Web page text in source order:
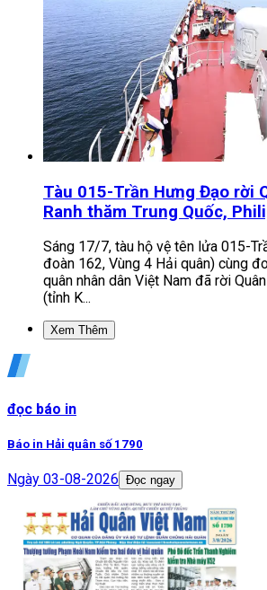
Tàu 015-Trần Hưng Đạo rời
Ranh thăm Trung Quốc,
Sáng 17/7, tàu hộ vệ tên lửa 015-
đoàn 162, Vùng 4 Hải quân) cùng
quân nhân dân Việt Nam đã rời
(tỉnh K...
Xem Thêm
đọc báo in
Báo in Hải quân số 1790
Ngày 03-08-2026 Đọc ngay